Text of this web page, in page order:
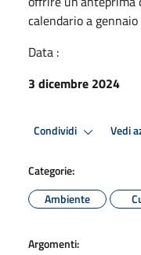
calendario a
Data :
3 dicembre 2024
Condividi Vedi
Categorie:
Ambiente
Argomenti: